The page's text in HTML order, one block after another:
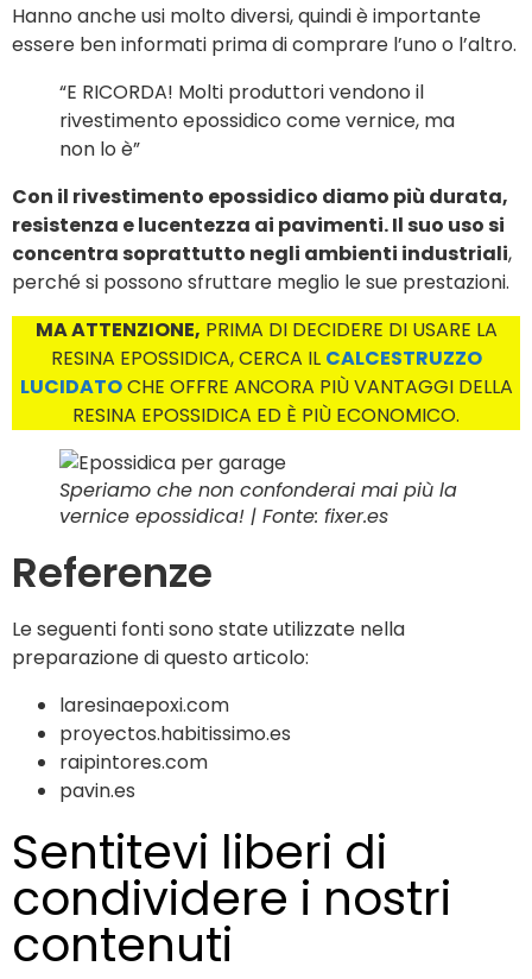
Hanno anche usi molto diversi, quindi è importante
essere ben informati prima di comprare l’uno o l’altro.
“E RICORDA! Molti produttori vendono il
rivestimento epossidico come vernice, ma
non lo è”
Con il rivestimento epossidico diamo più durata,
resistenza e lucentezza ai pavimenti. Il suo uso si
concentra soprattutto negli ambienti industriali,
perché si possono sfruttare meglio le sue prestazioni.
MA ATTENZIONE, PRIMA DI DECIDERE DI USARE LA
RESINA EPOSSIDICA, CERCA IL CALCESTRUZZO
LUCIDATOCHE OFFRE ANCORA PIÙ VANTAGGI DELLA
RESINA EPOSSIDICA ED È PIÙ ECONOMICO.
Speriamo che non confonderai mai più la
vernice epossidica! | Fonte: fixer.es
Referenze
Le seguenti fonti sono state utilizzate nella
preparazione di questo articolo:
laresinaepoxi.com
proyectos.habitissimo.es
raipintores.com
pavin.es
Sentitevi liberi di
condividere i nostri
contenuti